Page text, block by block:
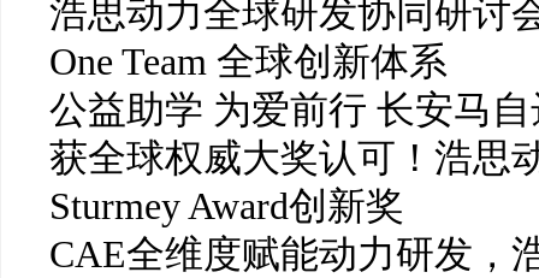
浩思动力全球研发协同研讨
One Team 全球创新体系
公益助学 为爱前行 长安马
获全球权威大奖认可！浩思
Sturmey Award创新奖
CAE全维度赋能动力研发，